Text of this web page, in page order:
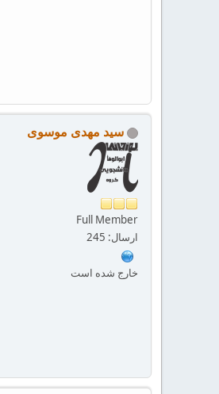
سید مهدی موسوی
Full Member
ارسال: 245
خارج شده است